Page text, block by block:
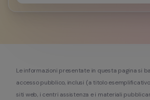
Le informazioni presentate in questa pagina si
accesso pubblico, inclusi (a titolo
siti web, i centri assistenza e i materiali